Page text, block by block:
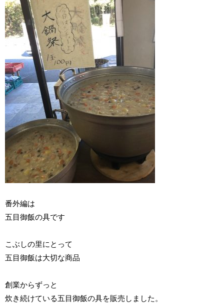
番外編は
五目御飯の具です
こぶしの里にとって
五目御飯は大切な商品
創業からずっと
炊き続けている五目御飯の具を販売しました。